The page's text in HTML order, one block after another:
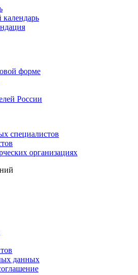
форме
России
специалистов
организациях
данных